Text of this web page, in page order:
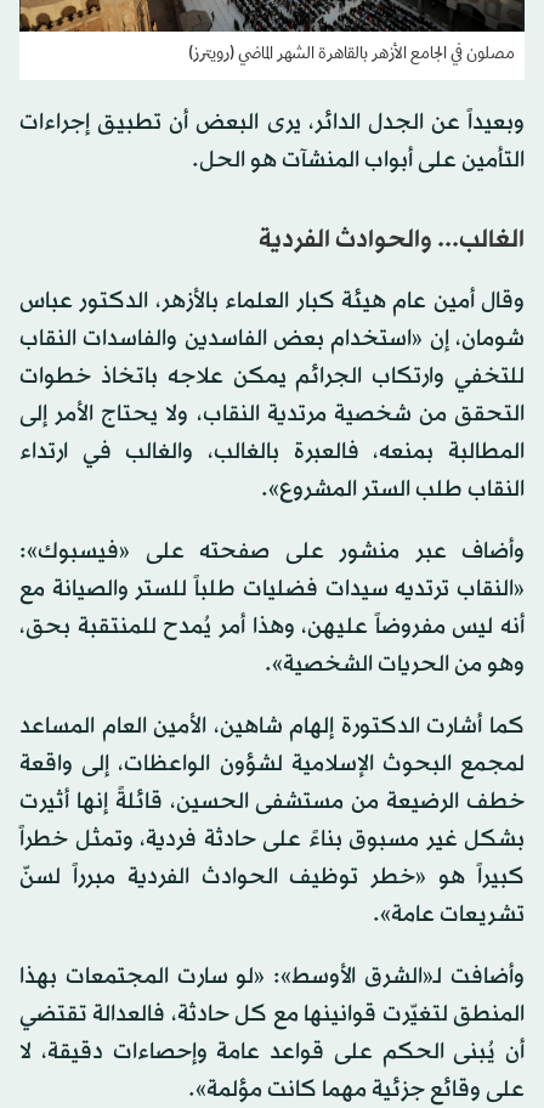
مصلون في الجامع الأزهر بالقاهرة الشهر الماضي (رويترز)
وبعيداً عن الجدل الدائر، يرى البعض أن تطبيق إجراءات
التأمين على أبواب المنشآت هو الحل.
الغالب... والحوادث الفردية
وقال أمين عام هيئة كبار العلماء بالأزهر، الدكتور عباس
شومان، إن «استخدام بعض الفاسدين والفاسدات النقاب
للتخفي وارتكاب الجرائم يمكن علاجه باتخاذ خطوات
التحقق من شخصية مرتدية النقاب، ولا يحتاج الأمر إلى
المطالبة بمنعه، فالعبرة بالغالب، والغالب في ارتداء
النقاب طلب الستر المشروع».
وأضاف عبر منشور على صفحته على «فيسبوك»:
«النقاب ترتديه سيدات فضليات طلباً للستر والصيانة مع
أنه ليس مفروضاً عليهن، وهذا أمر يُمدح للمنتقبة بحق،
وهو من الحريات الشخصية».
كما أشارت الدكتورة إلهام شاهين، الأمين العام المساعد
لمجمع البحوث الإسلامية لشؤون الواعظات، إلى واقعة
خطف الرضيعة من مستشفى الحسين، قائلةً إنها أثيرت
بشكل غير مسبوق بناءً على حادثة فردية، وتمثل خطراً
كبيراً هو «خطر توظيف الحوادث الفردية مبرراً لسنّ
تشريعات عامة».
وأضافت لـ«الشرق الأوسط»: «لو سارت المجتمعات بهذا
المنطق لتغيّرت قوانينها مع كل حادثة، فالعدالة تقتضي
أن يُبنى الحكم على قواعد عامة وإحصاءات دقيقة، لا
على وقائع جزئية مهما كانت مؤلمة».